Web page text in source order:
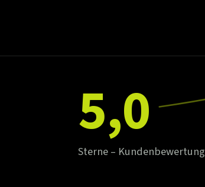
5,0
Sterne – Kundenbewertung